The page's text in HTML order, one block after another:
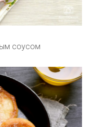
соусом